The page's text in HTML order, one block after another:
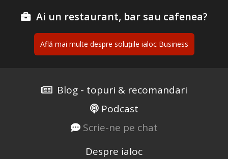
Ai un restaurant, bar sau cafenea?
Află mai multe despre soluțiile ialoc Business
Blog - topuri & recomandari
Podcast
Scrie-ne pe chat
Despre ialoc